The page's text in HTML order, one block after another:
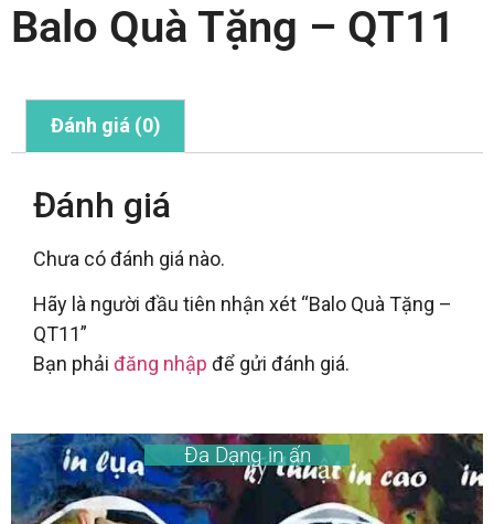
Balo Quà Tặng – QT11
Đánh giá (0)
Đánh giá
Chưa có đánh giá nào.
Hãy là người đầu tiên nhận xét “Balo Quà Tặng –
QT11”
Bạn phải đăng nhập để gửi đánh giá.
Đa Dạng in ấn